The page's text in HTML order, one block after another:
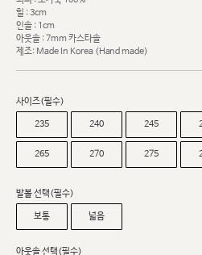
힐 : 3cm
인솔 : 1cm
아웃솔 : 7mm 카스타솔
제조: Made In Korea (Hand made)
사이즈(필수)
235 240 245
265 270 275
발볼 선택(필수)
보통 넓음
아웃솔 선택(필수)